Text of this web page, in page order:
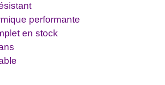
performante
en stock